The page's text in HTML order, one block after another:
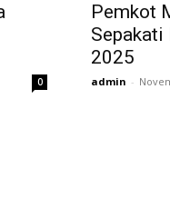
0
Pemkot
Sepakati
2025
admin -